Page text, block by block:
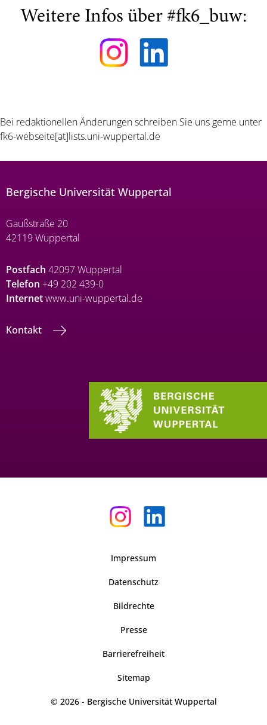
Weitere Infos über #fk6_buw:
Bei redaktionellen Änderungen schreiben Sie uns gerne unter
fk6-webseite[at]lists.uni-wuppertal.de
Bergische Universität Wuppertal
Gaußstraße 20
42119 Wuppertal
Postfach 42097 Wuppertal
Telefon +49 202 439-0
Internetwww.uni-wuppertal.de
Kontakt
Impressum
Datenschutz
Bildrechte
Presse
Barrierefreiheit
Sitemap
© 2026 - Bergische Universität Wuppertal